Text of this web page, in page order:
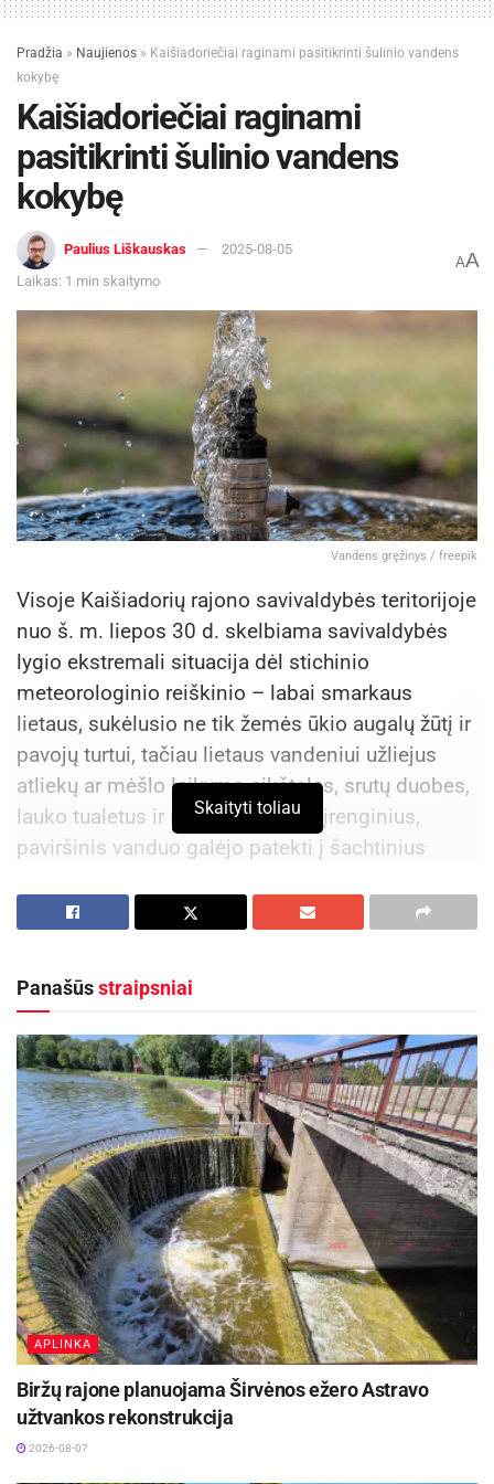
Pradžia » Naujienos » Kaišiadoriečiai raginami pasitikrinti šulinio vandens
kokybę
Kaišiadoriečiai raginami
pasitikrinti šulinio vandens
kokybę
Paulius Liškauskas
2025-08-05
Laikas: 1 min skaitymo
AA
Vandens gręžinys / freepik
Visoje Kaišiadorių rajono savivaldybės teritorijoje
nuo š. m. liepos 30 d. skelbiama savivaldybės
lygio ekstremali situacija dėl stichinio
meteorologinio reiškinio – labai smarkaus
lietaus, sukėlusio ne tik žemės ūkio augalų žūtį ir
pavojų turtui, tačiau lietaus vandeniui užliejus
atliekų ar mėšlo laikymo aikšteles, srutų duobes,
lauko tualetus ir nuotekų valymo įrenginius,
paviršinis vanduo galėjo patekti į šachtinius
paviršiniu vandeniu į šulinius galimai pateko ne
nėra saugu, kyla pavojus sveikatai.
Kaišiadorių rajono savivaldybė ragina gyventojus
būti budrius ir laikinai, kol neatslūgs potvynio
vanduo, nevartoti maistui paviršiniais
vandenimis užlietų šachtinių šulinių vandens.
Rekomenduojama maistui ir gėrimui vartoti tik
centralizuotai tiekiamą vandentiekio ar
parduotuvėse įsigytą geriamąjį vandenį.
Aktualios naujienos
Kauno žaliosios erdvės džiugina nuo pirmųjų
2026-08-07
Skaityti toliau
Panašūsstraipsniai
APLINKA
Biržų rajone planuojama Širvėnos ežero Astravo
užtvankos rekonstrukcija
2026-08-07